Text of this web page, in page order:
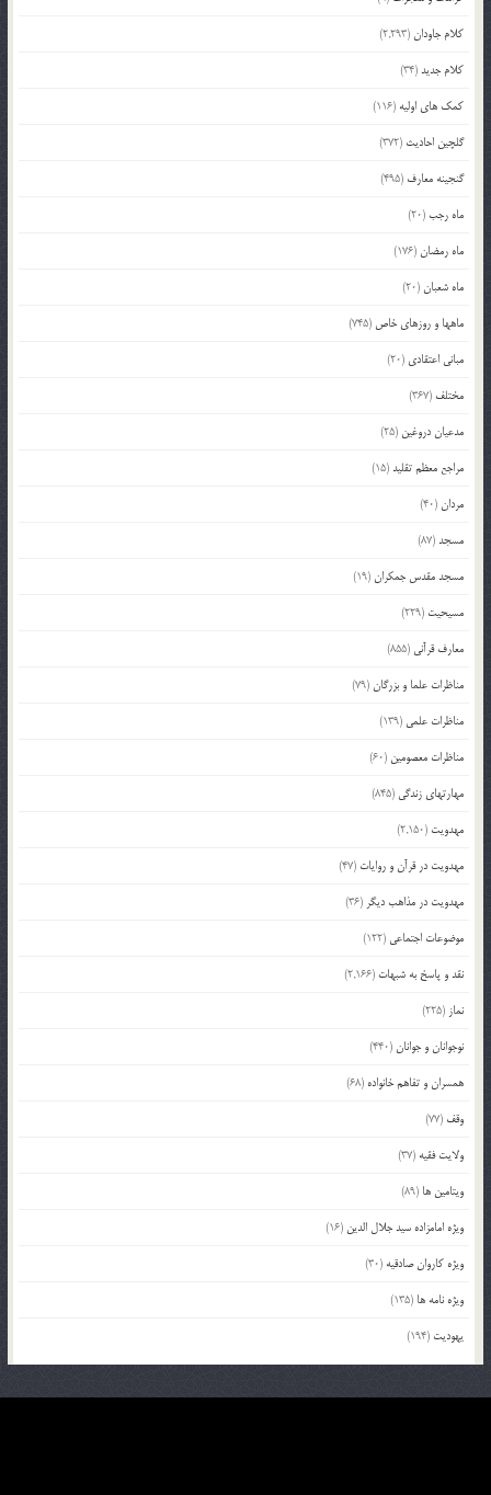
کلام جاودان(2,293)
کلام جدید(34)
کمک های اولیه (116)
گلچین احادیث (372)
گنجینه معارف (495)
ماه رجب(20)
ماه رمضان(176)
ماه شعبان(20)
ماهها و روزهای خاص (745)
مبانی اعتقادی (20)
مختلف (367)
مدعیان دروغین (25)
مراجع معظم تقلید(15)
مردان(40)
مسجد(87)
مسجد مقدس جمکران(19)
مسیحیت (229)
معارف قرآنی (855)
مناظرات علما و بزرگان(79)
مناظرات علمی (139)
مناظرات معصومین (60)
مهارتهای زندگی (845)
مهدویت (2,150)
مهدویت در قرآن و روایات (47)
مهدویت در مذاهب دیگر (36)
موضوعات اجتماعی (122)
نقد و پاسخ به شبهات (2,166)
نماز (225)
نوجوانان و جوانان(440)
همسران و تفاهم خانواده (68)
وقف (77)
ولایت فقیه (37)
ویتامین ها (89)
ویژه امامزاده سید جلال الدین (16)
ویژه کاروان صادقیه (30)
ویژه نامه ها (135)
یهودیت (194)